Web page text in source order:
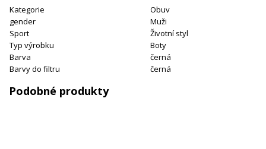
Kategorie
Obuv
gender
Muži
Sport
Životní styl
Typ výrobku
Boty
Barva
černá
Barvy do filtru
černá
Podobné produkty